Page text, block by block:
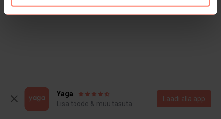
Yaga
Lisa toode & müü tasuta
Laadi alla äpp